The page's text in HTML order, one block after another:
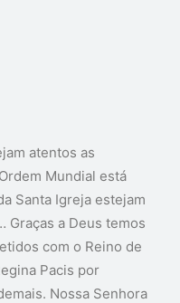
atentos as
Mundial está
Santa Igreja estejam
Graças a Deus temos
com o Reino de
Pacis por
Nossa Senhora